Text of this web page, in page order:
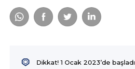
Dikkat! 1 Ocak 2023’de başladı